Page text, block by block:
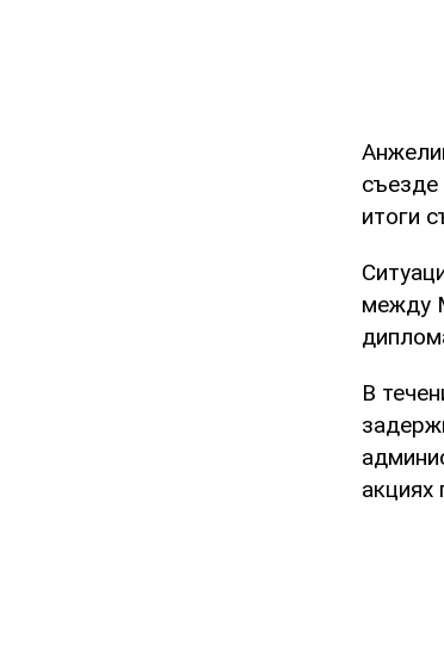
съезде
итоги
между
В
акциях